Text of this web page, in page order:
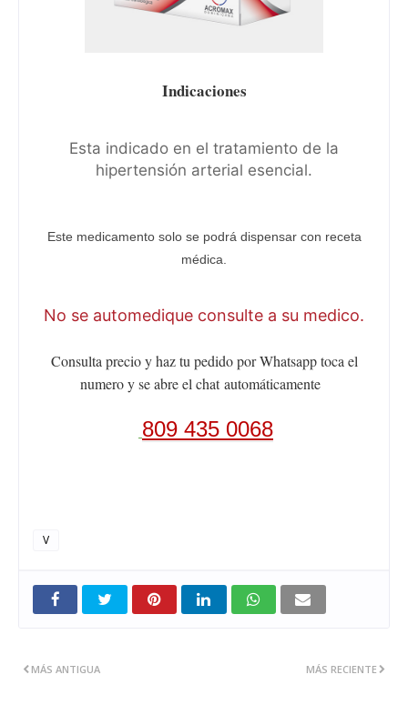
Indicaciones
Esta indicado en el tratamiento de la
hipertensión arterial esencial.
Este medicamento solo se podrá dispensar con receta
médica.
No se automedique consulte a su medico.
Consulta precio y haz tu pedido por Whatsapp toca el
numero y se abre el chatautomáticamente
809 435 0068
V
MÁS RECIENTE
MÁS ANTIGUA